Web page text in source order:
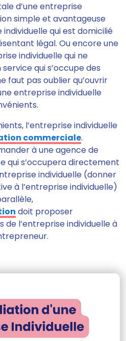
d’une entreprise
simple et avantageuse
qui est domicilié
légal. Ou encore une
individuelle qui ne
qui s’occupe des
faut pas oublier qu’ouvrir
entreprise individuelle
l’entreprise individuelle
commerciale.
à une agence de
qui s’occupera directement
individuelle (donner
à l’entreprise individuelle)
doit proposer
de l’entreprise individuelle à